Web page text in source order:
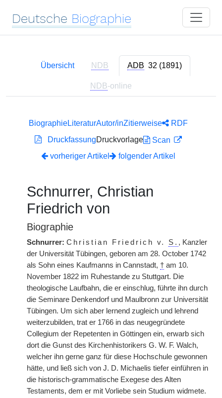
Deutsche Biographie
Übersicht NDB ADB 32 (1891)
NDB-online
BiographieLiteraturAutor/inZitierweise
RDF
DruckfassungDruckvorlage
Scan
vorheriger Artikel
folgender Artikel
Schnurrer, Christian
Friedrich von
Biographie
Schnurrer: Christian Friedrich v. S. , Kanzler
der Universität Tübingen, geboren am 28. October 1742
als Sohn eines Kaufmanns in Cannstadt, † am 10.
November 1822 im Ruhestande zu Stuttgart. Die
theologische Laufbahn, die er einschlug, führte ihn durch
die Seminare Denkendorf und Maulbronn zur Universität
Tübingen. Um sich aber lernend zugleich und lehrend
weiterzubilden, trat er 1766 in das neugegründete
Collegium der Repetenten in Göttingen ein, erwarb sich
dort die Gunst des Kirchenhistorikers G. W. F. Walch,
welcher ihn gerne ganz für diese Hochschule gewonnen
hätte, und ließ sich von J. D. Michaelis tiefer einführen in
die historisch-grammatische Exegese des Alten
Testaments, dem er mit Vorliebe sein Studium widmete.